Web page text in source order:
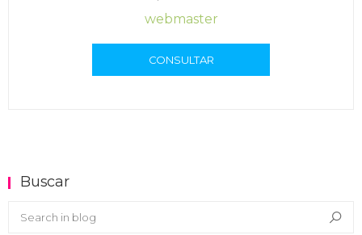
webmaster
CONSULTAR
Buscar
Buscar en el blog